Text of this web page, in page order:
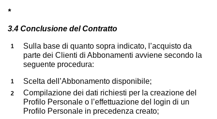
*
3.4 Conclusione del Contratto
Sulla base di quanto sopra indicato, l’acquisto da
parte dei Clienti di Abbonamenti avviene secondo la
seguente procedura:
Scelta dell’Abbonamento disponibile;
Compilazione dei dati richiesti per la creazione del
Profilo Personale o l’effettuazione del login di un
Profilo Personale in precedenza creato;